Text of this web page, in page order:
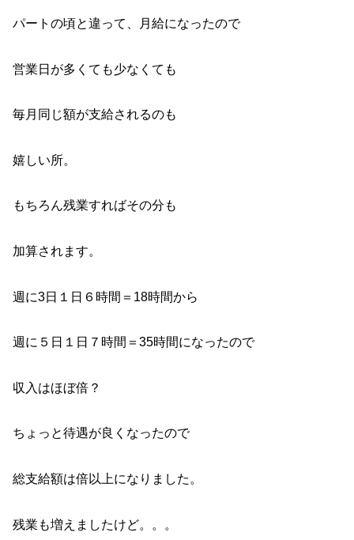
パートの頃と違って、月給になったので
営業日が多くても少なくても
毎月同じ額が支給されるのも
嬉しい所。
もちろん残業すればその分も
加算されます。
週に3日１日６時間＝18時間から
週に５日１日７時間＝35時間になったので
収入はほぼ倍？
ちょっと待遇が良くなったので
総支給額は倍以上になりました。
残業も増えましたけど。。。